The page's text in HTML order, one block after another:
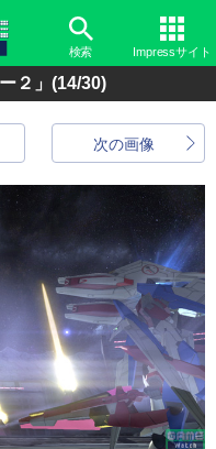
検索 Impressサイト
２」 (14/30)
次の画像